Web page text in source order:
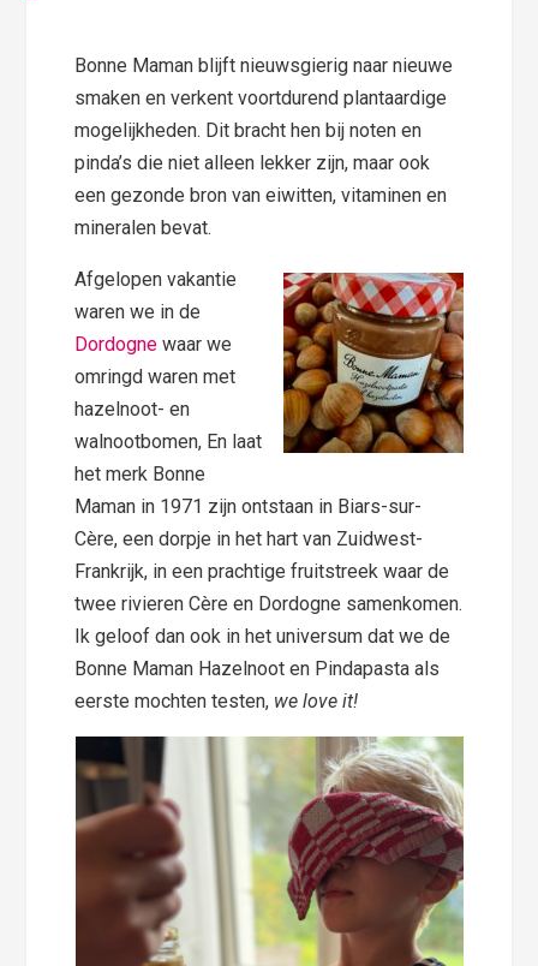
Bonne Maman blijft nieuwsgierig naar nieuwe
smaken en verkent voortdurend plantaardige
mogelijkheden. Dit bracht hen bij noten en
pinda’s die niet alleen lekker zijn, maar ook
een gezonde bron van eiwitten, vitaminen en
mineralen bevat.
Afgelopen vakantie
waren we in de
Dordogne waar we
omringd waren met
hazelnoot- en
walnootbomen, En laat
het merk Bonne
Maman in 1971 zijn ontstaan in Biars-sur-
Cère, een dorpje in het hart van Zuidwest-
Frankrijk, in een prachtige fruitstreek waar de
twee rivieren Cère en Dordogne samenkomen.
Ik geloof dan ook in het universum dat we de
Bonne Maman Hazelnoot en Pindapasta als
eerste mochten testen, we love it!